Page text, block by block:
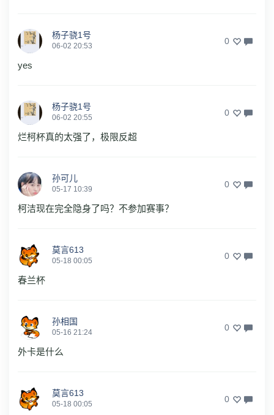
杨子骁1号
06-02 20:53 0
yes
杨子骁1号
06-02 20:55 0
烂柯杯真的太强了，极限反超
孙可儿
05-17 10:39 0
柯洁现在完全隐身了吗？不参加赛事？
莫言613
05-18 00:05 0
春兰杯
孙相国
05-16 21:24 0
外卡是什么
莫言613
05-18 00:05 0